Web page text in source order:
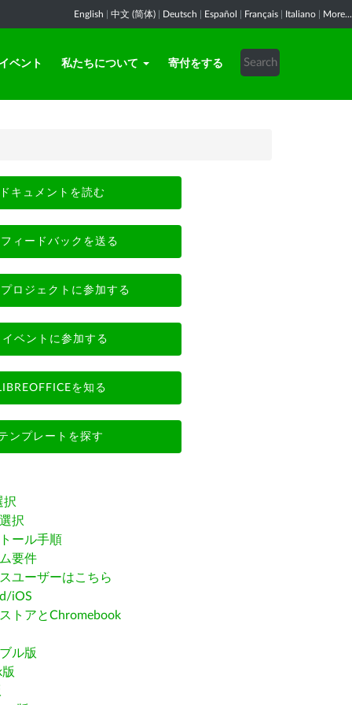
English 中文 (简体) Deutsch Español Français Italiano More...
イベント 私たちについて 寄付をする
ドキュメントを読む
フィードバックを送る
プロジェクトに参加する
イベントに参加する
を知る
ンプレートを探す
択
択
ール手順
要件
ユーザーはこちら
iOS
トアとChromebook
ル版